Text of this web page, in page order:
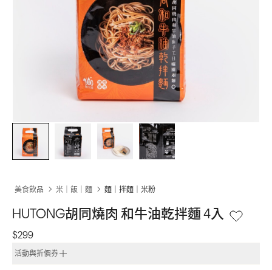
美食飲品 米｜飯｜麵 麵｜拌麵｜米粉
HUTONG胡同燒肉 和牛油乾拌麵 4入
$299
活動與折價券